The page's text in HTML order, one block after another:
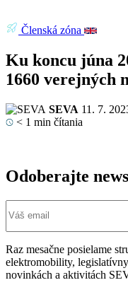
Členská zóna
Ku koncu júna
1660 verejných
SEVA 11. 7.
< 1 min čítania
Odoberajte
Raz mesačne posielame
elektromobility,
novinkách a aktivitách